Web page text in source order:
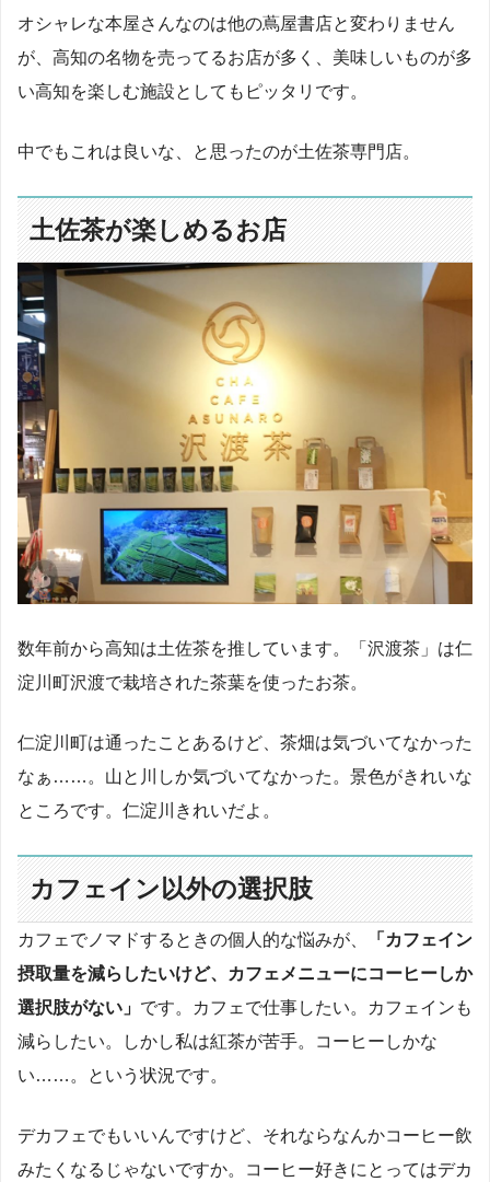
オシャレな本屋さんなのは他の蔦屋書店と変わりません
が、高知の名物を売ってるお店が多く、美味しいものが多
い高知を楽しむ施設としてもピッタリです。
中でもこれは良いな、と思ったのが土佐茶専門店。
土佐茶が楽しめるお店
数年前から高知は土佐茶を推しています。「沢渡茶」は仁
淀川町沢渡で栽培された茶葉を使ったお茶。
仁淀川町は通ったことあるけど、茶畑は気づいてなかった
なぁ……。山と川しか気づいてなかった。景色がきれいな
ところです。仁淀川きれいだよ。
カフェイン以外の選択肢
カフェでノマドするときの個人的な悩みが、
「カフェイン
摂取量を減らしたいけど、カフェメニューにコーヒーしか
選択肢がない」 です。カフェで仕事したい。カフェインも
減らしたい。しかし私は紅茶が苦手。コーヒーしかな
い……。という状況です。
デカフェでもいいんですけど、それならなんかコーヒー飲
みたくなるじゃないですか。コーヒー好きにとってはデカ